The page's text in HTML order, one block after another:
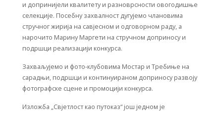
и допринијели квалитету и разноврсности овогодишње
селекције. Посебну захвалност дугујемо члановима
стручног жирија на савјесном и одговорном раду, а
нарочито Марину Маргети на стручном доприносу и
подршци реализацији конкурса.
Захваљујемо и фото-клубовима Мостар и Требиње на
сарадњи, подршци и континуираном доприносу развоју
фотографске сцене и промоцији конкурса.
Изложба „Свјетлост као путоказ“ још једном је